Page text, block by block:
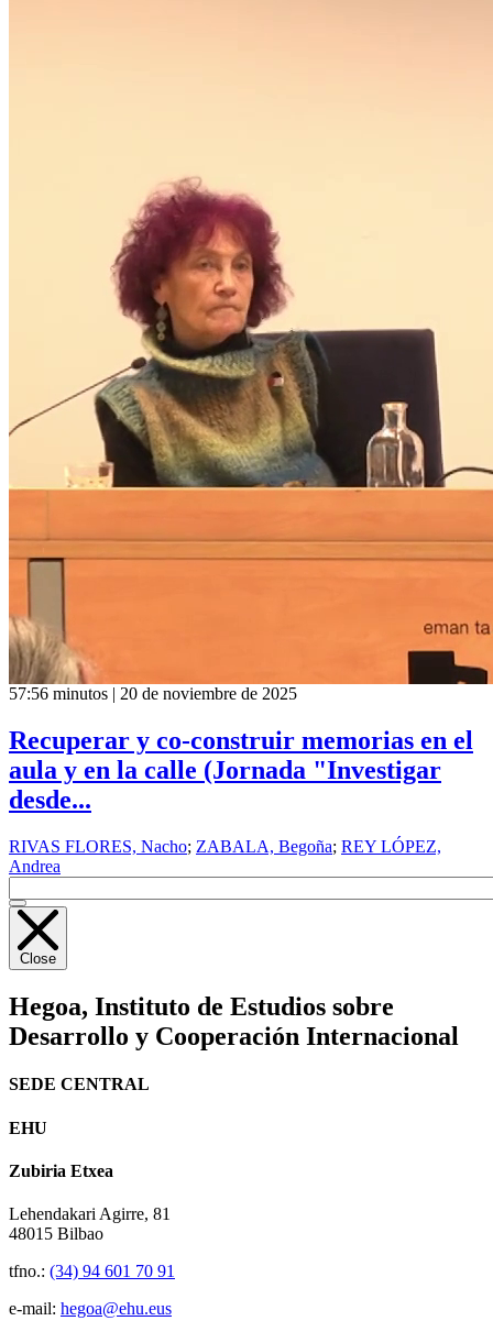
57:56 minutos | 20 de noviembre de 2025
Recuperar y co-construir memorias en el
aula y en la calle (Jornada "Investigar
desde...
RIVAS FLORES, Nacho; ZABALA, Begoña; REY LÓPEZ,
Andrea
Close
Hegoa, Instituto de Estudios sobre
Desarrollo y Cooperación Internacional
SEDE CENTRAL
EHU
Zubiria Etxea
Lehendakari Agirre, 81
48015 Bilbao
tfno.: (34) 94 601 70 91
e-mail: hegoa@ehu.eus